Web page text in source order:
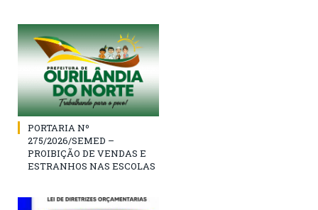
PORTARIA Nº
275/2026/SEMED –
PROIBIÇÃO DE VENDAS E
ESTRANHOS NAS ESCOLAS